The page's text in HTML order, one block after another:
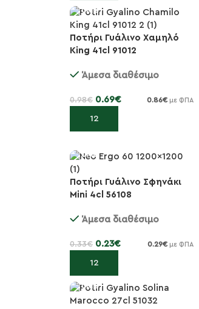
-30%
Ποτήρι Γυάλινο Χαμηλό
King 41cl 91012
Άμεσα διαθέσιμο
0.98€ 0.69€ 0.86€ με ΦΠΑ
Προσθήκη στο καλάθι
-30%
Ποτήρι Γυάλινο Σφηνάκι
Mini 4cl 56108
Άμεσα διαθέσιμο
0.33€ 0.23€ 0.29€ με ΦΠΑ
Προσθήκη στο καλάθι